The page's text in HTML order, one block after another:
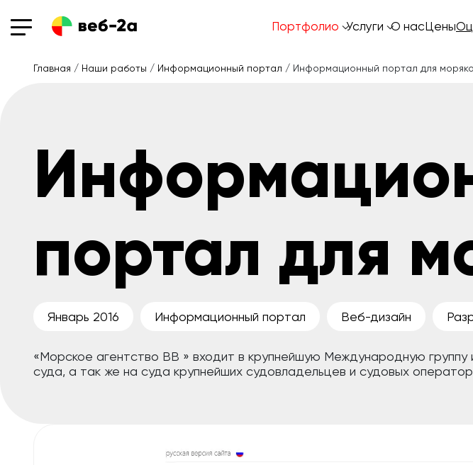
Портфолио Услуги О насЦены
Главная / Наши работы / Информационный портал / Информационный портал для
портал для
Январь 2016 Информационный портал Веб-дизайн
«Морское агентство ВВ » входит в крупнейшую Международную
суда, а так же на суда крупнейших судовладельцев и судовых